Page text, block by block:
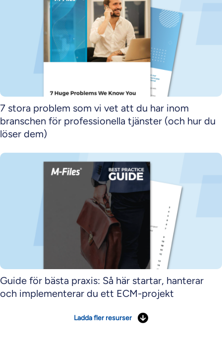
7 stora problem som vi vet att du har inom
branschen för professionella tjänster (och hur du
löser dem)
Guide för bästa praxis: Så här startar, hanterar
och implementerar du ett ECM-projekt
Ladda fler resurser